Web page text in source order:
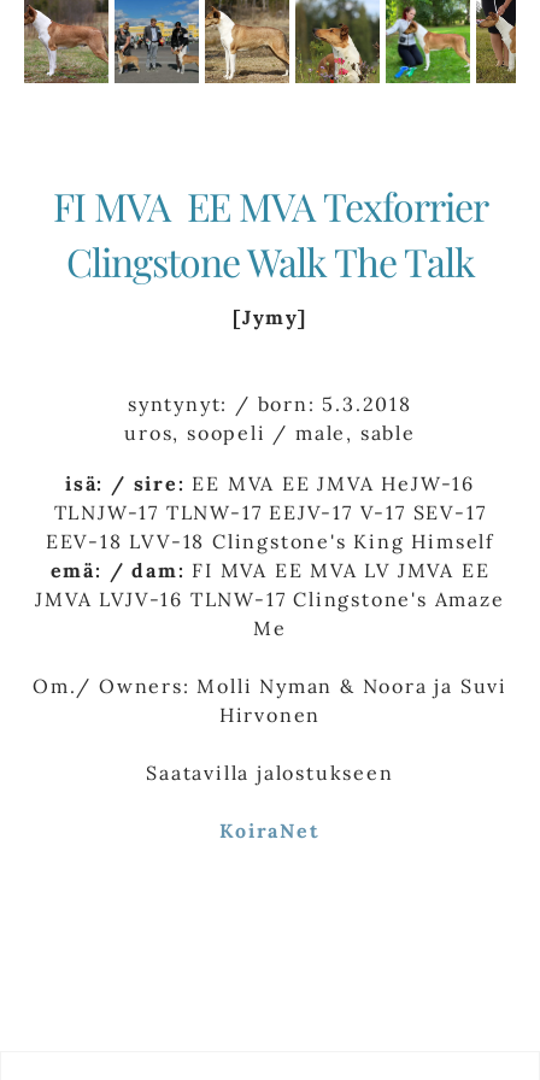
FI MVA EE MVA Texforrier
Clingstone Walk The Talk
[Jymy]
syntynyt: / born: 5.3.2018
uros, soopeli / male, sable
isä: / sire: EE MVA EE JMVA HeJW-16
TLNJW-17 TLNW-17 EEJV-17 V-17 SEV-17
EEV-18 LVV-18 Clingstone's King Himself
emä: / dam: FI MVA EE MVA LV JMVA EE
JMVA LVJV-16 TLNW-17 Clingstone's Amaze
Me
Om./ Owners: Molli Nyman & Noora ja Suvi
Hirvonen
​Saatavilla jalostukseen
KoiraNet